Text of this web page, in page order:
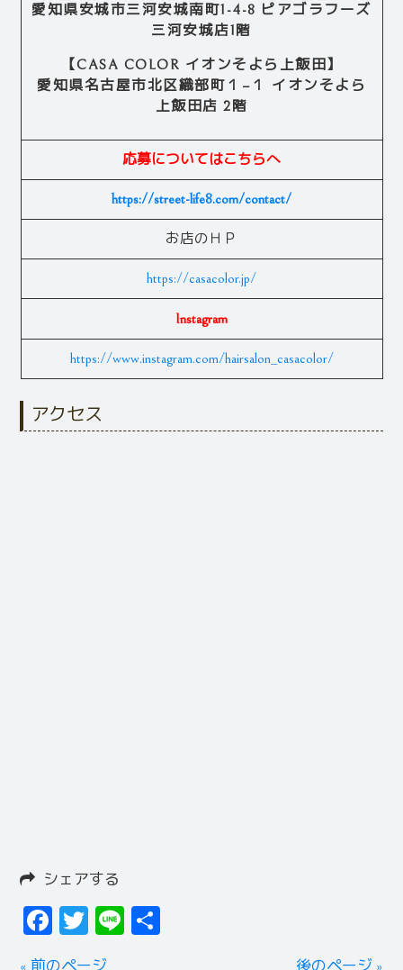
愛知県安城市三河安城南町1-4-8 ピアゴラフーズ
三河安城店1階
【CASA COLOR イオンそよら上飯田】
愛知県名古屋市北区織部町１−１ イオンそよら
上飯田店 2階
応募についてはこちらへ
https://street-life8.com/contact/
お店のＨＰ
https://casacolor.jp/
Instagram
https://www.instagram.com/hairsalon_casacolor/
アクセス
シェアする
Facebook
Twitter
Line
« 前のページ 後のページ »